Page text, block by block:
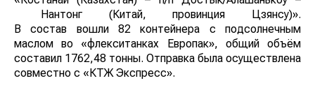
Нантонг (Китай, провинция Цзянсу)».
В состав вошли 82 контейнера с подсолнечным
маслом во «флекситанках Европак», общий объём
составил 1762,48 тонны. Отправка была осуществлена
совместно с «КТЖ Экспресс».